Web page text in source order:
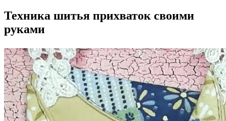
Техника шитья прихваток своими
руками